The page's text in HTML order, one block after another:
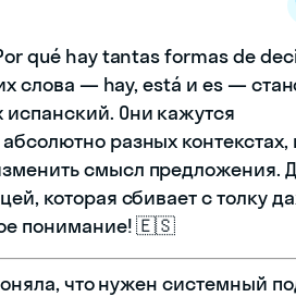
qué hay tantas formas de
слова — hay, está и es —
Они кажутся
разных контекстах,
смысл предложения.
которая сбивает с толку
понимание! 🇪🇸
что нужен системный